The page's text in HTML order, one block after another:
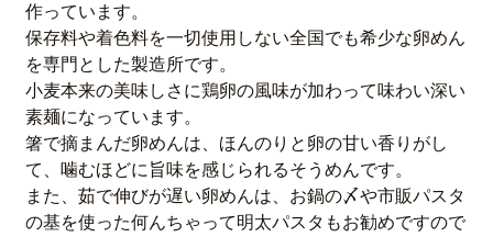
作っています。
保存料や着色料を一切使用しない全国でも希少な卵めん
を専門とした製造所です。
小麦本来の美味しさに鶏卵の風味が加わって味わい深い
素麺になっています。
箸で摘まんだ卵めんは、ほんのりと卵の甘い香りがし
て、噛むほどに旨味を感じられるそうめんです。
また、茹で伸びが遅い卵めんは、お鍋の〆や市販パスタ
の基を使った何んちゃって明太パスタもお勧めですので